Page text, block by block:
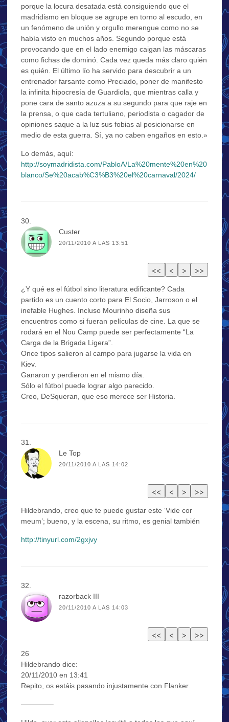
porque la locura desatada está consiguiendo que el
madridismo en bloque se agrupe en torno al escudo, en
un fenómeno de unión y orgullo merengue como no se
había visto en muchos años. Segundo porque está
provocando que en el lado enemigo caigan las máscaras
como fichas de dominó. Cada vez queda más claro quién
es quién. El último lío ha servido para descubrir a un
entrenador farsante como Preciado, poner de manifesto
la infinita hipocresía de Guardiola, que mientras calla y
pone cara de santo azuza a su segundo para que raje en
la prensa, o que cada tertuliano, periodista o cagador de
opiniones saque a la luz sus fobias al posicionarse en
medio de esta guerra. Sí, ya no caben engaños en esto.»
Lo demás, aquí:
http://soymadridista.com/PabloA/La%20mente%20en%20
blanco/Se%20acab%C3%B3%20el%20carnaval/2024/
Custer
20/11/2010 A LAS 13:51
¿Y qué es el fútbol sino literatura edificante? Cada
partido es un cuento corto para El Socio, Jarroson o el
inefable Hughes. Incluso Mourinho diseña sus
encuentros como si fueran películas de cine. La que se
rodará en el Nou Camp puede ser perfectamente “La
Carga de la Brigada Ligera”.
Once tipos salieron al campo para jugarse la vida en
Kiev.
Ganaron y perdieron en el mismo día.
Sólo el fútbol puede lograr algo parecido.
Creo, DeSqueran, que eso merece ser Historia.
Le Top
20/11/2010 A LAS 14:02
Hildebrando, creo que te puede gustar este ‘Vide cor
meum’; bueno, y la escena, su ritmo, es genial también
http://tinyurl.com/2gxjvy
razorback III
20/11/2010 A LAS 14:03
26
Hildebrando dice:
20/11/2010 en 13:41
Repito, os estáis pasando injustamente con Flanker.
————–